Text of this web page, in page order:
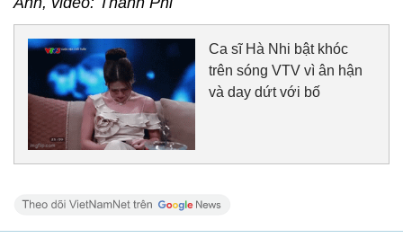
Ca sĩ Hà Nhi bật khóc
trên sóng VTV vì ân hận
và day dứt với bố